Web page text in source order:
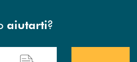
aiutarti?
delle&nbsp; filiali&nbsp; di Banca
Hai bisogno di assistenza immediata?